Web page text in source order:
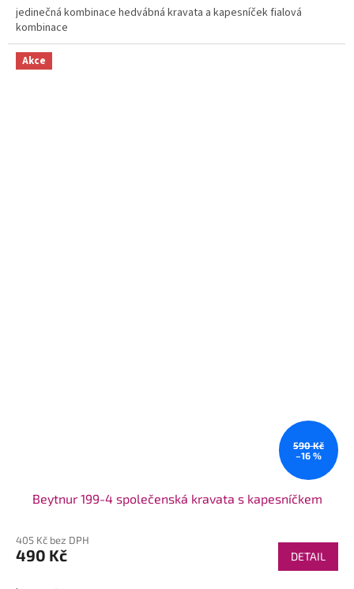
jedinečná kombinace hedvábná kravata a kapesníček fialová
kombinace
Akce
590 Kč
–16 %
Beytnur 199-4 společenská kravata s kapesníčkem
405 Kč bez DPH
490 Kč DETAIL